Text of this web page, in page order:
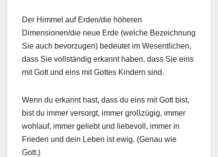
Der Himmel auf Erden/die höheren
Dimensionen/die neue Erde (welche Bezeichnung
Sie auch bevorzugen) bedeutet im Wesentlichen,
dass Sie vollständig erkannt haben, dass Sie eins
mit Gott und eins mit Gottes Kindern sind.
Wenn du erkannt hast, dass du eins mit Gott bist,
bist du immer versorgt, immer großzügig, immer
wohlauf, immer geliebt und liebevoll, immer in
Frieden und dein Leben ist ewig. (Genau wie
Gott.)